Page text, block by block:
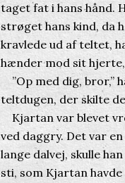
taget fat i hans hånd.
strøget hans kind, da
kravlede ud af teltet,
hænder mod sit
”Op med dig, bror,”
teltdugen, der skilte
Kjartan var blevet
ved daggry. Det var
lange dalvej, skulle
sti, som Kjartan